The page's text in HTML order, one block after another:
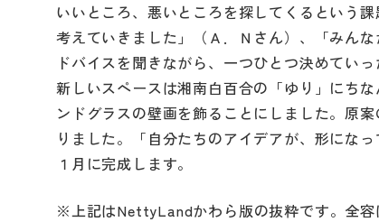
いいところ、悪いところを探してくるという
考えていきました」（Ａ．Ｎさん）、「みん
ドバイスを聞きながら、一つひとつ決めてい
新しいスペースは湘南白百合の「ゆり」にち
ンドグラスの壁画を飾ることにしました。原
りました。「自分たちのアイデアが、形にな
１月に完成します。
※上記はNettyLandかわら版の抜粋です。全容